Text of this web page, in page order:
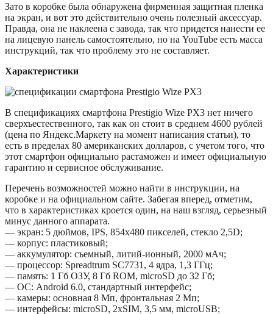
Зато в коробке была обнаружена фирменная защитная пленка
на экран, и вот это действительно очень полезный аксессуар.
Правда, она не наклеена с завода, так что придется нанести ее
на лицевую панель самостоятельно, но на YouTube есть масса
инструкций, так что проблему это не составляет.
Характеристики
В спецификациях смартфона Prestigio Wize PX3 нет ничего
сверхъестественного, так как он стоит в среднем 4600 рублей
(цена по Яндекс.Маркету на момент написания статьи), то
есть в пределах 80 американских долларов, с учетом того, что
этот смартфон официально растаможен и имеет официальную
гарантию и сервисное обслуживание.
Перечень возможностей можно найти в инструкции, на
коробке и на официальном сайте. Забегая вперед, отметим,
что в характеристиках кроется один, на наш взгляд, серьезный
минус данного аппарата.
— экран: 5 дюймов, IPS, 854х480 пикселей, стекло 2,5D;
— корпус: пластиковый;
— аккумулятор: съемный, литий-ионный, 2000 мАч;
— процессор: Spreadtrum SC7731, 4 ядра, 1,3 ГГц;
— память: 1 Гб ОЗУ, 8 Гб ROM, microSD до 32 Гб;
— ОС: Android 6.0, стандартный интерфейс;
— камеры: основная 8 Мп, фронтальная 2 Мп;
— интерфейсы: microSD, 2xSIM, 3,5 мм, microUSB;